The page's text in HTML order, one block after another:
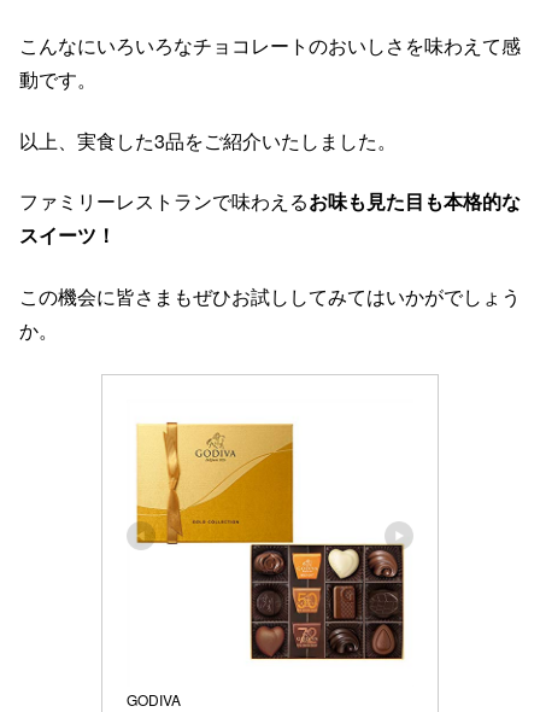
こんなにいろいろなチョコレートのおいしさを味わえて感
動です。
以上、実食した3品をご紹介いたしました。
ファミリーレストランで味わえるお味も見た目も本格的な
スイーツ！
この機会に皆さまもぜひお試ししてみてはいかがでしょう
か。
GODIVA